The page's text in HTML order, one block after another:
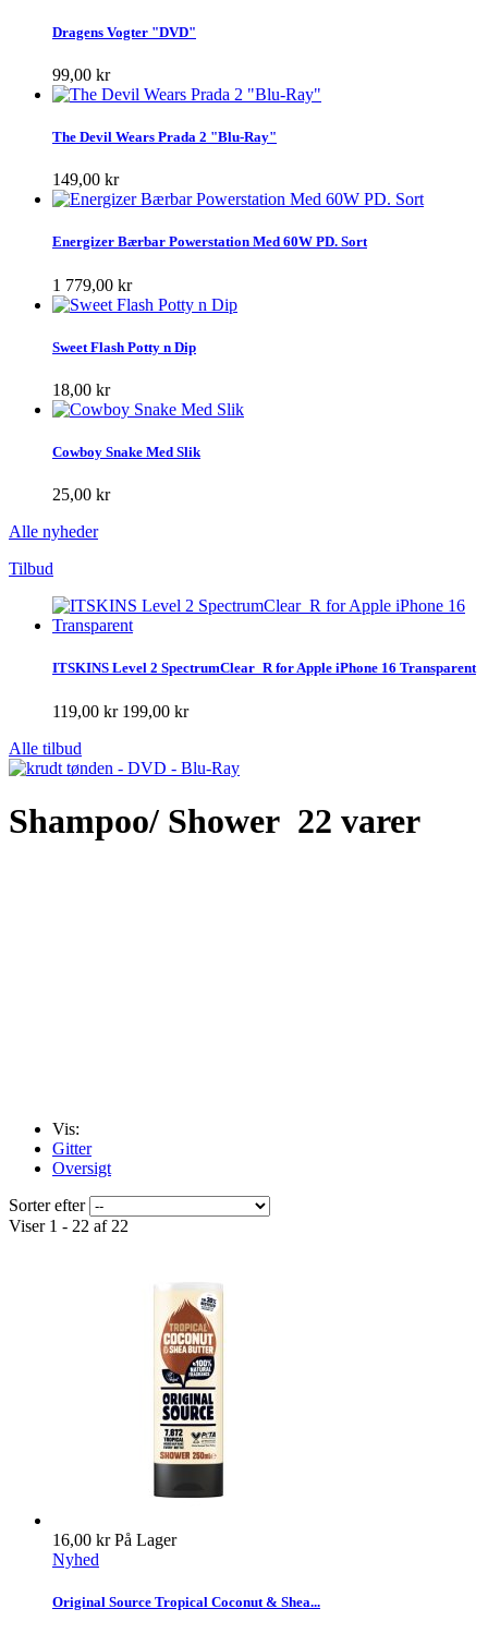
Dragens Vogter "DVD"
99,00 kr
The Devil Wears Prada 2 "Blu-Ray"
149,00 kr
Energizer Bærbar Powerstation Med 60W PD. Sort
1 779,00 kr
Sweet Flash Potty n Dip
18,00 kr
Cowboy Snake Med Slik
25,00 kr
Alle nyheder
Tilbud
ITSKINS Level 2 SpectrumClear_R for Apple iPhone 16 Transparent
119,00 kr 199,00 kr
Alle tilbud
Shampoo/ Shower 22 varer
Vis:
Gitter
Oversigt
Sorter efter
Viser 1 - 22 af 22
16,00 krPå Lager
Nyhed
Original Source Tropical Coconut & Shea...